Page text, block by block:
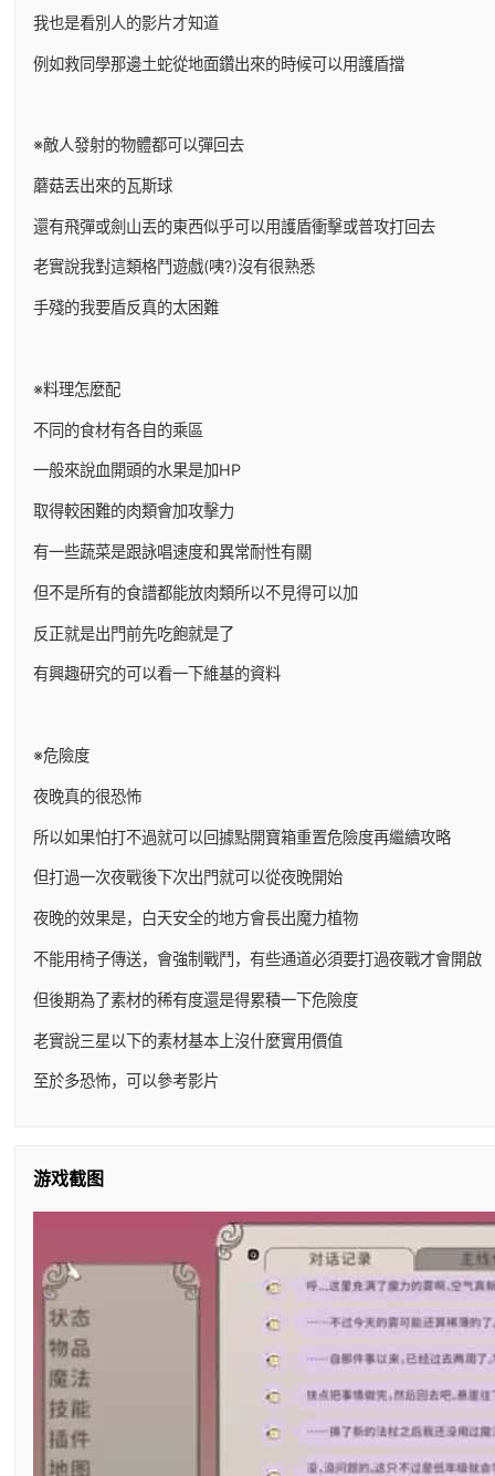
我也是看別人的影片才知道
例如救同學那邊土蛇從地面鑽出來的時候可以用護盾擋
※敵人發射的物體都可以彈回去
蘑菇丟出來的瓦斯球
還有飛彈或劍山丟的東西似乎可以用護盾衝擊或普攻打回去
老實說我對這類格鬥遊戲(咦?)沒有很熟悉
手殘的我要盾反真的太困難
※料理怎麼配
不同的食材有各自的乘區
一般來說血開頭的水果是加HP
取得較困難的肉類會加攻擊力
有一些蔬菜是跟詠唱速度和異常耐性有關
但不是所有的食譜都能放肉類所以不見得可以加
反正就是出門前先吃飽就是了
有興趣研究的可以看一下維基的資料
※危險度
夜晚真的很恐怖
所以如果怕打不過就可以回據點開寶箱重置危險度再繼續攻略
但打過一次夜戰後下次出門就可以從夜晚開始
夜晚的效果是，白天安全的地方會長出魔力植物
不能用椅子傳送，會強制戰鬥，有些通道必須要打過夜戰才會開啟
但後期為了素材的稀有度還是得累積一下危險度
老實說三星以下的素材基本上沒什麼實用價值
至於多恐怖，可以參考影片
游戏截图